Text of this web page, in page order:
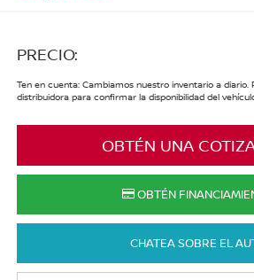
PRECIO:
Ten en cuenta: Cambiamos nuestro inventario a diario.
distribuidora para confirmar la disponibilidad del
OBTÉN UNA
OBTÉN
CHATEA SOBRE EL